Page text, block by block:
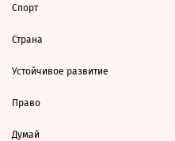
Спорт
Страна
Устойчивое развитие
Право
Думай